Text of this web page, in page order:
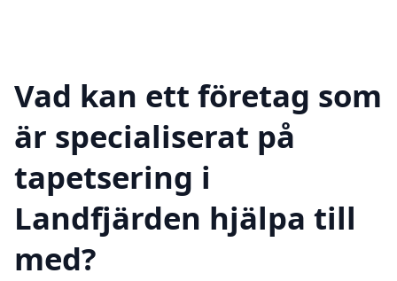
Vad kan ett företag som
är specialiserat på
tapetsering i
Landfjärden hjälpa till
med?